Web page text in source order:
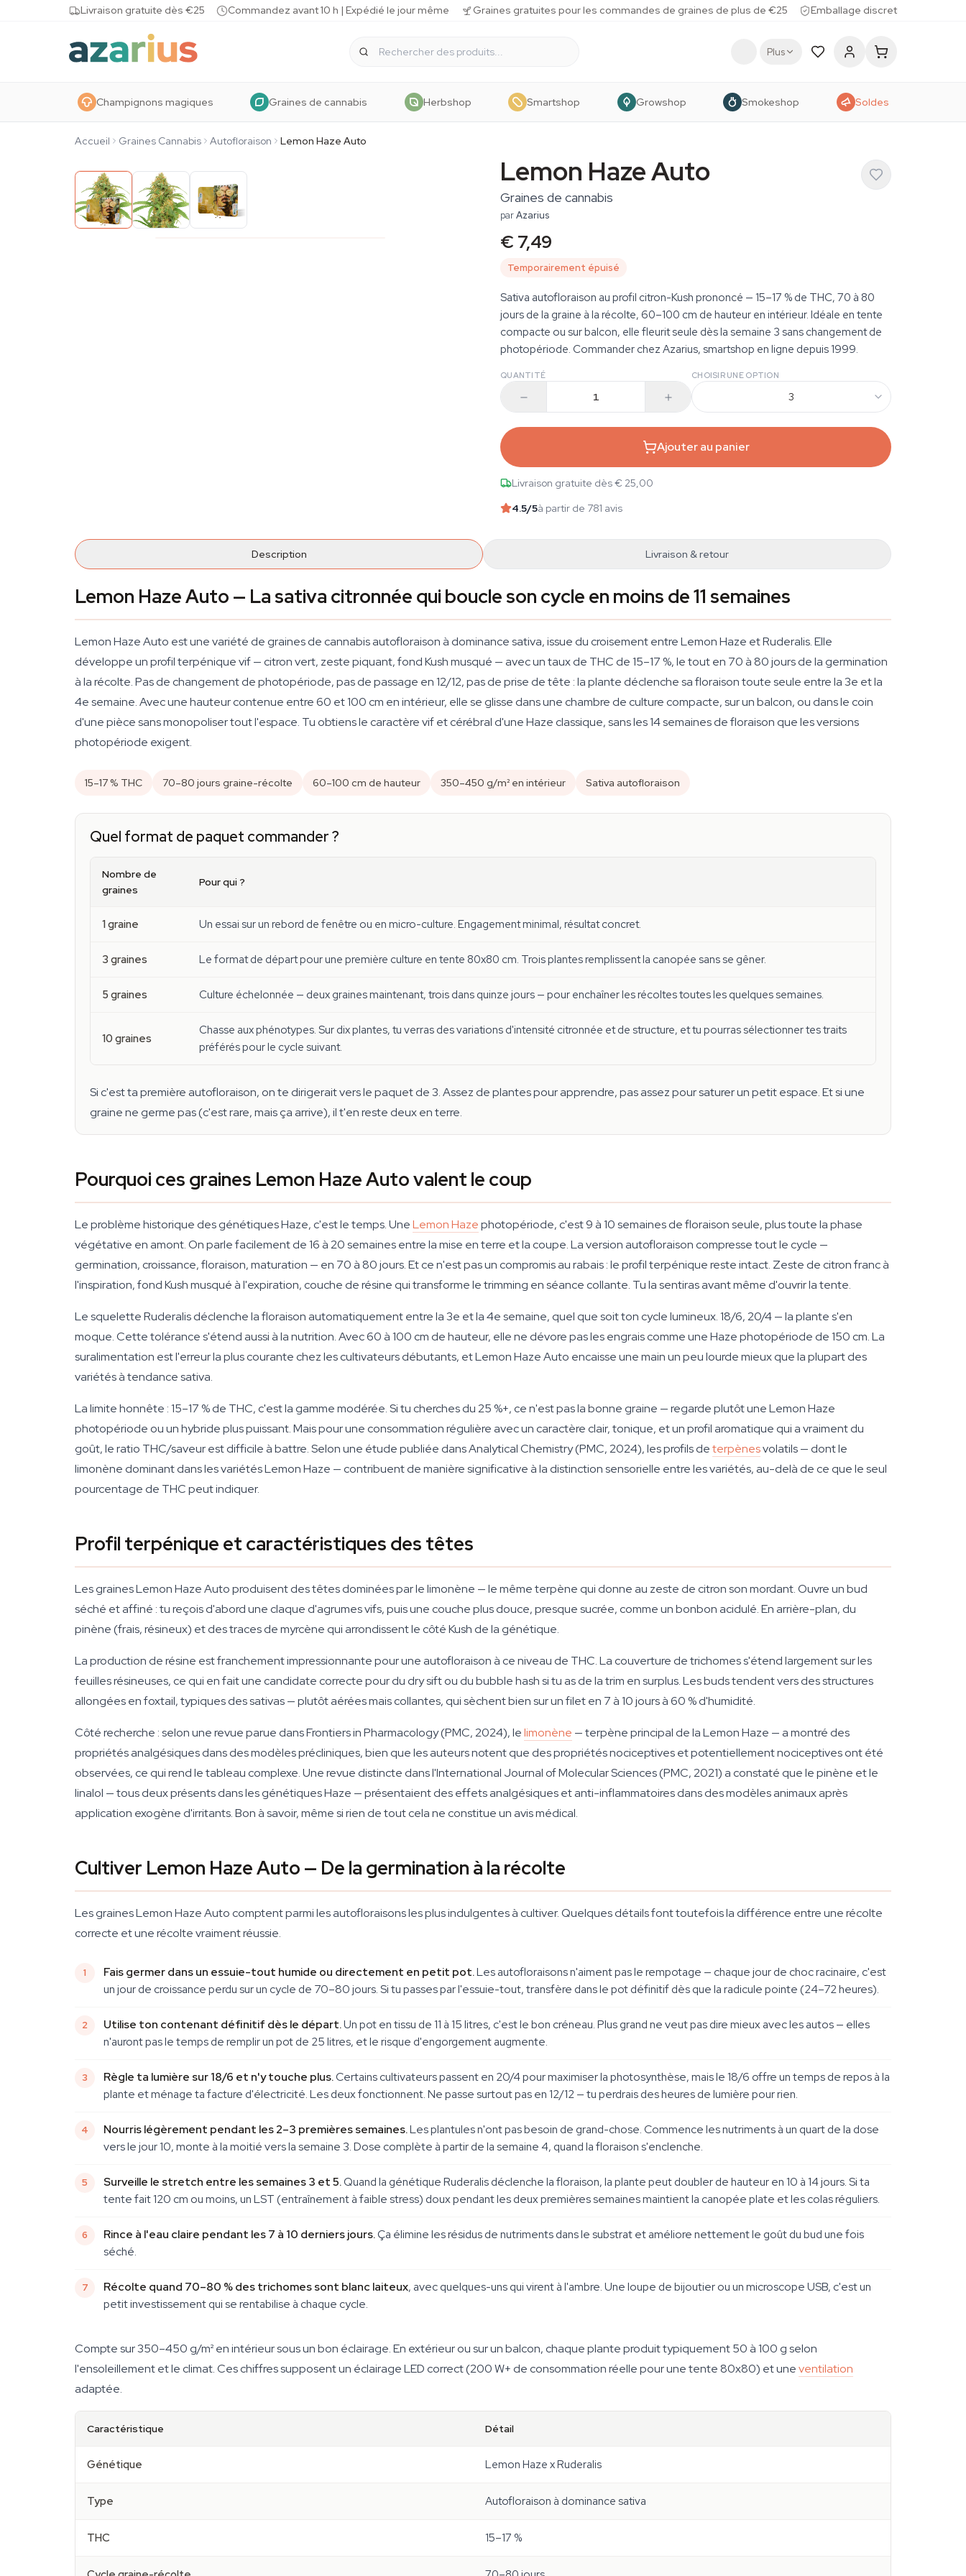
Skip to contentLivraison gratuite dès €25 Commandez avant 10 h | Expédié le jour même Graines gratuites pour les commandes de graines de plus de €25 Emballage discret
Plus
Champignons magiques Graines de cannabis Herbshop Smartshop Growshop Smokeshop Soldes
Accueil Graines Cannabis Autofloraison Lemon Haze Auto
Lemon Haze Auto
Graines de cannabis
parAzarius
€ 7,49
Temporairement épuisé
Sativa autofloraison au profil citron-Kush prononcé — 15–17 % de THC, 70 à 80
jours de la graine à la récolte, 60–100 cm de hauteur en intérieur. Idéale en tente
compacte ou sur balcon, elle fleurit seule dès la semaine 3 sans changement de
photopériode. Commander chez Azarius, smartshop en ligne depuis 1999.
QUANTITÉ CHOISIR UNE OPTION
3
Ajouter au panier
Livraison gratuite dès € 25,00
4.5/5à partir de 781 avis
Description Livraison & retour
Lemon Haze Auto — La sativa citronnée qui boucle son cycle en moins de 11 semaines
Lemon Haze Auto est une variété de graines de cannabis autofloraison à dominance sativa, issue du croisement entre Lemon Haze et Ruderalis. Elle
développe un profil terpénique vif — citron vert, zeste piquant, fond Kush musqué — avec un taux de THC de 15–17 %, le tout en 70 à 80 jours de la germination
à la récolte. Pas de changement de photopériode, pas de passage en 12/12, pas de prise de tête : la plante déclenche sa floraison toute seule entre la 3e et la
4e semaine. Avec une hauteur contenue entre 60 et 100 cm en intérieur, elle se glisse dans une chambre de culture compacte, sur un balcon, ou dans le coin
d'une pièce sans monopoliser tout l'espace. Tu obtiens le caractère vif et cérébral d'une Haze classique, sans les 14 semaines de floraison que les versions
photopériode exigent.
15–17 % THC 70–80 jours graine-récolte 60–100 cm de hauteur 350–450 g/m² en intérieur Sativa autofloraison
Quel format de paquet commander ?
Nombre de
graines
Pour qui ?
1 graine Un essai sur un rebord de fenêtre ou en micro-culture. Engagement minimal, résultat concret.
3 graines Le format de départ pour une première culture en tente 80x80 cm. Trois plantes remplissent la canopée sans se gêner.
5 graines Culture échelonnée — deux graines maintenant, trois dans quinze jours — pour enchaîner les récoltes toutes les quelques semaines.
10 graines
Chasse aux phénotypes. Sur dix plantes, tu verras des variations d'intensité citronnée et de structure, et tu pourras sélectionner tes traits
préférés pour le cycle suivant.
Si c'est ta première autofloraison, on te dirigerait vers le paquet de 3. Assez de plantes pour apprendre, pas assez pour saturer un petit espace. Et si une
graine ne germe pas (c'est rare, mais ça arrive), il t'en reste deux en terre.
Pourquoi ces graines Lemon Haze Auto valent le coup
Le problème historique des génétiques Haze, c'est le temps. UneLemon Hazephotopériode, c'est 9 à 10 semaines de floraison seule, plus toute la phase
végétative en amont. On parle facilement de 16 à 20 semaines entre la mise en terre et la coupe. La version autofloraison compresse tout le cycle —
germination, croissance, floraison, maturation — en 70 à 80 jours. Et ce n'est pas un compromis au rabais : le profil terpénique reste intact. Zeste de citron franc à
l'inspiration, fond Kush musqué à l'expiration, couche de résine qui transforme le trimming en séance collante. Tu la sentiras avant même d'ouvrir la tente.
Le squelette Ruderalis déclenche la floraison automatiquement entre la 3e et la 4e semaine, quel que soit ton cycle lumineux. 18/6, 20/4 — la plante s'en
moque. Cette tolérance s'étend aussi à la nutrition. Avec 60 à 100 cm de hauteur, elle ne dévore pas les engrais comme une Haze photopériode de 150 cm. La
suralimentation est l'erreur la plus courante chez les cultivateurs débutants, et Lemon Haze Auto encaisse une main un peu lourde mieux que la plupart des
variétés à tendance sativa.
La limite honnête : 15–17 % de THC, c'est la gamme modérée. Si tu cherches du 25 %+, ce n'est pas la bonne graine — regarde plutôt une Lemon Haze
photopériode ou un hybride plus puissant. Mais pour une consommation régulière avec un caractère clair, tonique, et un profil aromatique qui a vraiment du
goût, le ratio THC/saveur est difficile à battre. Selon une étude publiée dans Analytical Chemistry (PMC, 2024), les profils deterpènesvolatils — dont le
limonène dominant dans les variétés Lemon Haze — contribuent de manière significative à la distinction sensorielle entre les variétés, au-delà de ce que le seul
pourcentage de THC peut indiquer.
Profil terpénique et caractéristiques des têtes
Les graines Lemon Haze Auto produisent des têtes dominées par le limonène — le même terpène qui donne au zeste de citron son mordant. Ouvre un bud
séché et affiné : tu reçois d'abord une claque d'agrumes vifs, puis une couche plus douce, presque sucrée, comme un bonbon acidulé. En arrière-plan, du
pinène (frais, résineux) et des traces de myrcène qui arrondissent le côté Kush de la génétique.
La production de résine est franchement impressionnante pour une autofloraison à ce niveau de THC. La couverture de trichomes s'étend largement sur les
feuilles résineuses, ce qui en fait une candidate correcte pour du dry sift ou du bubble hash si tu as de la trim en surplus. Les buds tendent vers des structures
allongées en foxtail, typiques des sativas — plutôt aérées mais collantes, qui sèchent bien sur un filet en 7 à 10 jours à 60 % d'humidité.
Côté recherche : selon une revue parue dans Frontiers in Pharmacology (PMC, 2024), lelimonène — terpène principal de la Lemon Haze — a montré des
propriétés analgésiques dans des modèles précliniques, bien que les auteurs notent que des propriétés nociceptives et potentiellement nociceptives ont été
observées, ce qui rend le tableau complexe. Une revue distincte dans l'International Journal of Molecular Sciences (PMC, 2021) a constaté que le pinène et le
linalol — tous deux présents dans les génétiques Haze — présentaient des effets analgésiques et anti-inflammatoires dans des modèles animaux après
application exogène d'irritants. Bon à savoir, même si rien de tout cela ne constitue un avis médical.
Cultiver Lemon Haze Auto — De la germination à la récolte
Les graines Lemon Haze Auto comptent parmi les autofloraisons les plus indulgentes à cultiver. Quelques détails font toutefois la différence entre une récolte
correcte et une récolte vraiment réussie.
Fais germer dans un essuie-tout humide ou directement en petit pot.Les autofloraisons n'aiment pas le rempotage — chaque jour de choc racinaire, c'est
un jour de croissance perdu sur un cycle de 70–80 jours. Si tu passes par l'essuie-tout, transfère dans le pot définitif dès que la radicule pointe (24–72 heures).
Utilise ton contenant définitif dès le départ.Un pot en tissu de 11 à 15 litres, c'est le bon créneau. Plus grand ne veut pas dire mieux avec les autos — elles
n'auront pas le temps de remplir un pot de 25 litres, et le risque d'engorgement augmente.
Règle ta lumière sur 18/6 et n'y touche plus.Certains cultivateurs passent en 20/4 pour maximiser la photosynthèse, mais le 18/6 offre un temps de repos à la
plante et ménage ta facture d'électricité. Les deux fonctionnent. Ne passe surtout pas en 12/12 — tu perdrais des heures de lumière pour rien.
Nourris légèrement pendant les 2–3 premières semaines.Les plantules n'ont pas besoin de grand-chose. Commence les nutriments à un quart de la dose
vers le jour 10, monte à la moitié vers la semaine 3. Dose complète à partir de la semaine 4, quand la floraison s'enclenche.
Surveille le stretch entre les semaines 3 et 5.Quand la génétique Ruderalis déclenche la floraison, la plante peut doubler de hauteur en 10 à 14 jours. Si ta
tente fait 120 cm ou moins, un LST (entraînement à faible stress) doux pendant les deux premières semaines maintient la canopée plate et les colas réguliers.
Rince à l'eau claire pendant les 7 à 10 derniers jours.Ça élimine les résidus de nutriments dans le substrat et améliore nettement le goût du bud une fois
séché.
Récolte quand 70–80 % des trichomes sont blanc laiteux, avec quelques-uns qui virent à l'ambre. Une loupe de bijoutier ou un microscope USB, c'est un
petit investissement qui se rentabilise à chaque cycle.
Compte sur 350–450 g/m² en intérieur sous un bon éclairage. En extérieur ou sur un balcon, chaque plante produit typiquement 50 à 100 g selon
l'ensoleillement et le climat. Ces chiffres supposent un éclairage LED correct (200 W+ de consommation réelle pour une tente 80x80) et uneventilation
adaptée.
Caractéristique Détail
Génétique Lemon Haze x Ruderalis
Type Autofloraison à dominance sativa
THC 15–17 %